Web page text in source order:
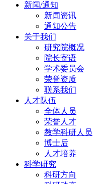
新闻/通知
新闻资讯
通知公告
关于我们
研究院概况
院长寄语
学术委员会
荣誉资质
联系我们
人才队伍
全体人员
荣誉人才
教学科研人员
博士后
人才培养
科学研究
科研方向